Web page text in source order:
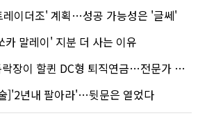
레이더조' 계획…성공 가능성은 '글쎄'
카 말레이' 지분 더 사는 이유
이 할퀸 DC형 퇴직연금…전문가 조언은
]'2년내 팔아라'…뒷문은 열었다